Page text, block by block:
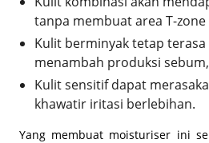
tanpa membuat area T-
Kulit berminyak tetap
menambah produksi sebum,
Kulit sensitif dapat
khawatir iritasi berlebihan.
Yang membuat moisturiser ini